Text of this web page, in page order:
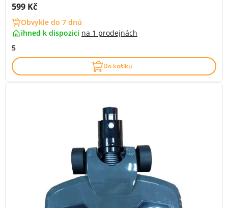
Cena s DPH:
599 Kč
Obvykle do 7 dnů
ihned k dispozici na 1 prodejnách
5
Do košíku